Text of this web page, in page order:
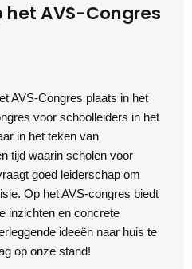
het AVS-Congres
AVS-Congres plaats in het
voor schoolleiders in het
in het teken van
tijd waarin scholen voor
goed leiderschap om
Op het AVS-congres biedt
inzichten en concrete
ideeën naar huis te
op onze stand!